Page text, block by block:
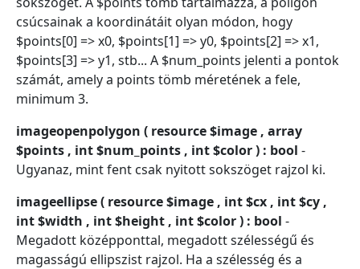
csúcsainak a koordinátáit olyan módon, hogy
$points[0] => x0, $points[1] => y0, $points[2] => x1,
$points[3] => y1, stb... A $num_points jelenti a pontok
számát, amely a points tömb méretének a fele,
minimum 3.
imageopenpolygon ( resource $image , array
$points , int $num_points , int $color ) : bool -
Ugyanaz, mint fent csak nyitott sokszöget rajzol ki.
imageellipse ( resource $image , int $cx , int $cy ,
int $width , int $height , int $color ) : bool -
Megadott középponttal, megadott szélességű és
magasságú ellipszist rajzol. Ha a szélesség és a